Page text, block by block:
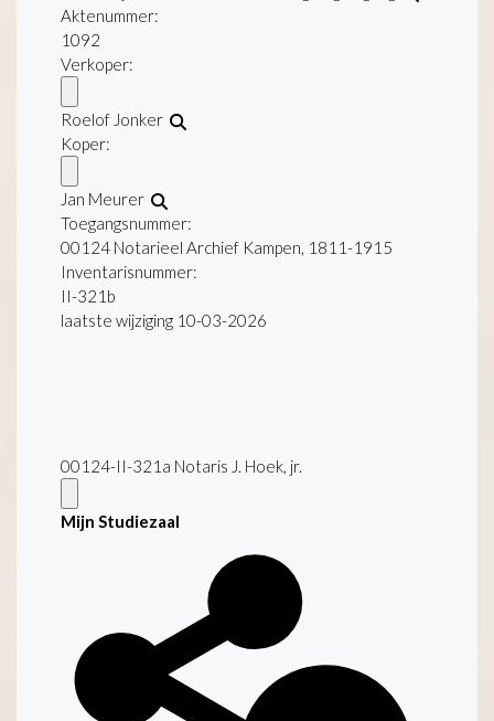
Aktenummer:
1092
Verkoper:
Roelof Jonker
Koper:
Jan Meurer
Toegangsnummer:
00124 Notarieel Archief Kampen, 1811-1915
Inventarisnummer:
II-321b
laatste wijziging 10-03-2026
00124-II-321a Notaris J. Hoek, jr.
Mijn Studiezaal